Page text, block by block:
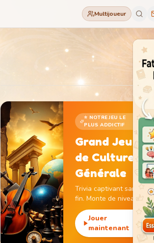
Multijoueur
⭐ NOTRE JEU LE
PLUS ADDICTIF
Grand Jeu
de Culture
Générale
Trivia captivant sans
fin. Monte de niveau,
gagne des pièces et
débloque des
monuments
emblématiques.
Jouer
maintenant